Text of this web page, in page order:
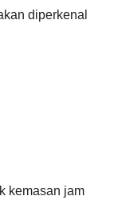
diperkenal
kemasan jam